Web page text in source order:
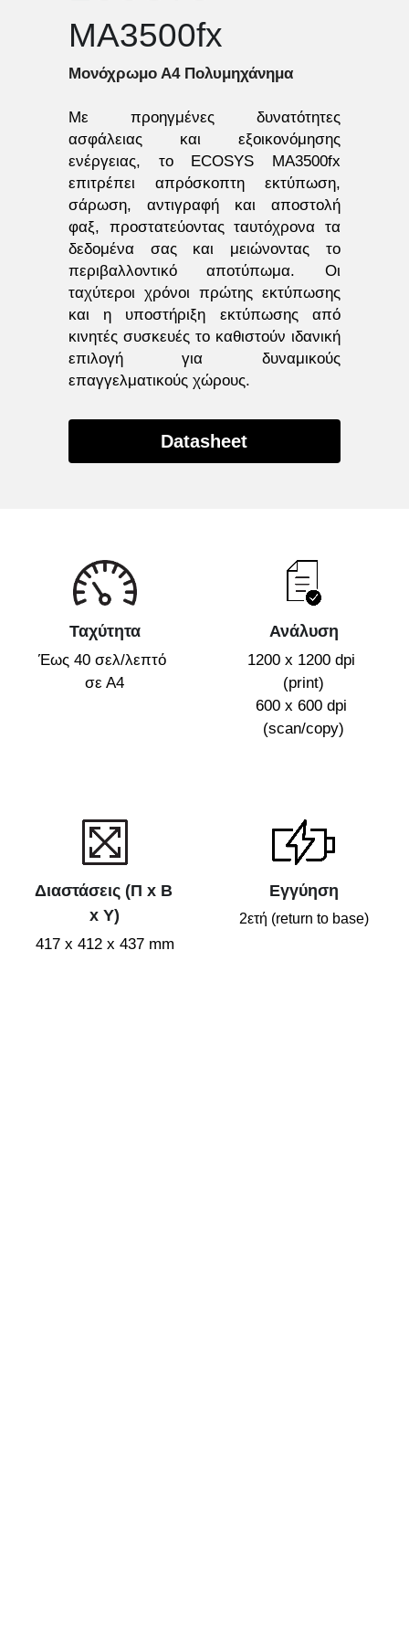
MA3500fx
Μονόχρωμο Α4 Πολυμηχάνημα
Με προηγμένες δυνατότητες
ασφάλειας και εξοικονόμησης
ενέργειας, το ECOSYS MA3500fx
επιτρέπει απρόσκοπτη εκτύπωση,
σάρωση, αντιγραφή και αποστολή
φαξ, προστατεύοντας ταυτόχρονα τα
δεδομένα σας και μειώνοντας το
περιβαλλοντικό αποτύπωμα. Οι
ταχύτεροι χρόνοι πρώτης εκτύπωσης
και η υποστήριξη εκτύπωσης από
κινητές συσκευές το καθιστούν ιδανική
επιλογή για δυναμικούς
επαγγελματικούς χώρους.
Datasheet
Ταχύτητα
Έως 40 σελ/λεπτό
σε Α4
Ανάλυση
1200 x 1200 dpi
(print)
600 x 600 dpi
(scan/copy)
Διαστάσεις (Π x Β
x Υ)
417 x 412 x 437 mm
Εγγύηση
2ετή (return to base)